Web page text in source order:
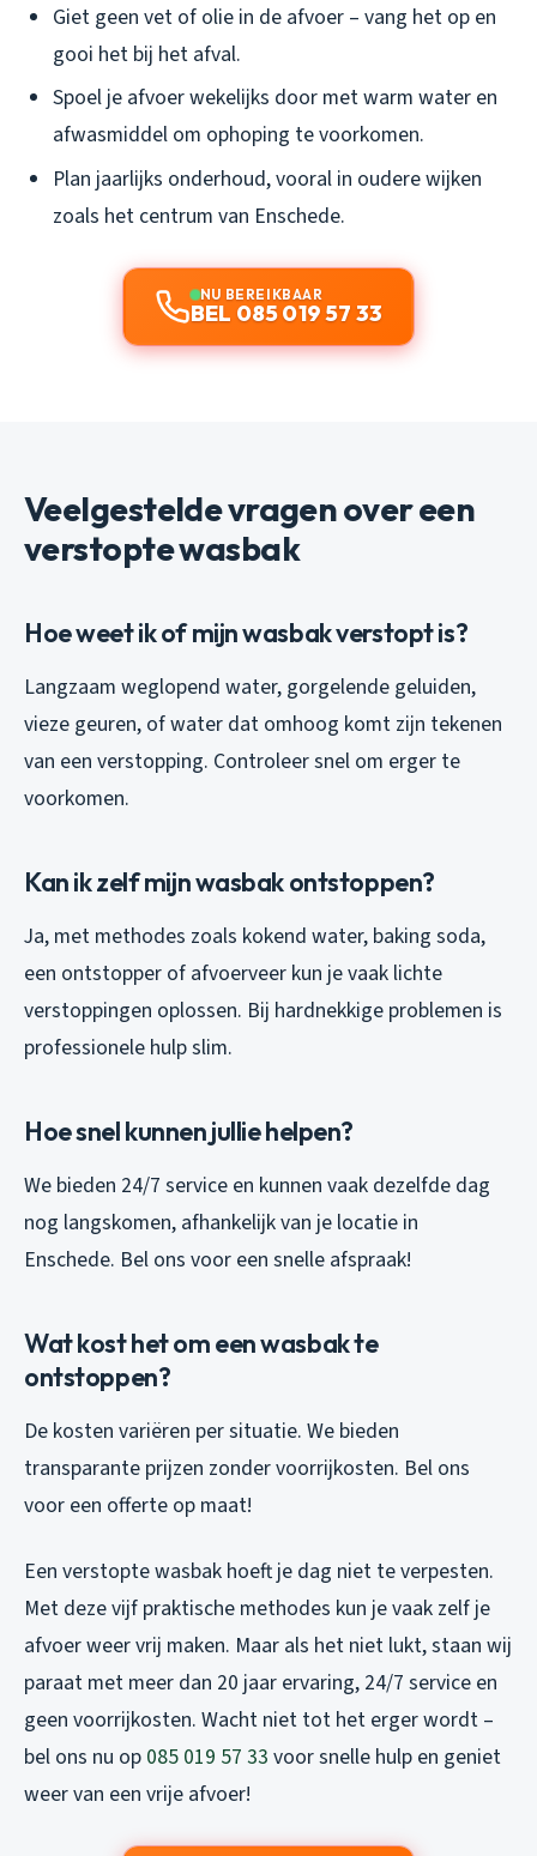
Giet geen vet of olie in de afvoer – vang het op en
gooi het bij het afval.
Spoel je afvoer wekelijks door met warm water en
afwasmiddel om ophoping te voorkomen.
Plan jaarlijks onderhoud, vooral in oudere wijken
zoals het centrum van Enschede.
NU BEREIKBAAR
BEL 085 019 57 33
Veelgestelde vragen over een
verstopte wasbak
Hoe weet ik of mijn wasbak verstopt is?
Langzaam weglopend water, gorgelende geluiden,
vieze geuren, of water dat omhoog komt zijn tekenen
van een verstopping. Controleer snel om erger te
voorkomen.
Kan ik zelf mijn wasbak ontstoppen?
Ja, met methodes zoals kokend water, baking soda,
een ontstopper of afvoerveer kun je vaak lichte
verstoppingen oplossen. Bij hardnekkige problemen is
professionele hulp slim.
Hoe snel kunnen jullie helpen?
We bieden 24/7 service en kunnen vaak dezelfde dag
nog langskomen, afhankelijk van je locatie in
Enschede. Bel ons voor een snelle afspraak!
Wat kost het om een wasbak te
ontstoppen?
De kosten variëren per situatie. We bieden
transparante prijzen zonder voorrijkosten. Bel ons
voor een offerte op maat!
Een verstopte wasbak hoeft je dag niet te verpesten.
Met deze vijf praktische methodes kun je vaak zelf je
afvoer weer vrij maken. Maar als het niet lukt, staan wij
paraat met meer dan 20 jaar ervaring, 24/7 service en
geen voorrijkosten. Wacht niet tot het erger wordt –
bel ons nu op 085 019 57 33 voor snelle hulp en geniet
weer van een vrije afvoer!